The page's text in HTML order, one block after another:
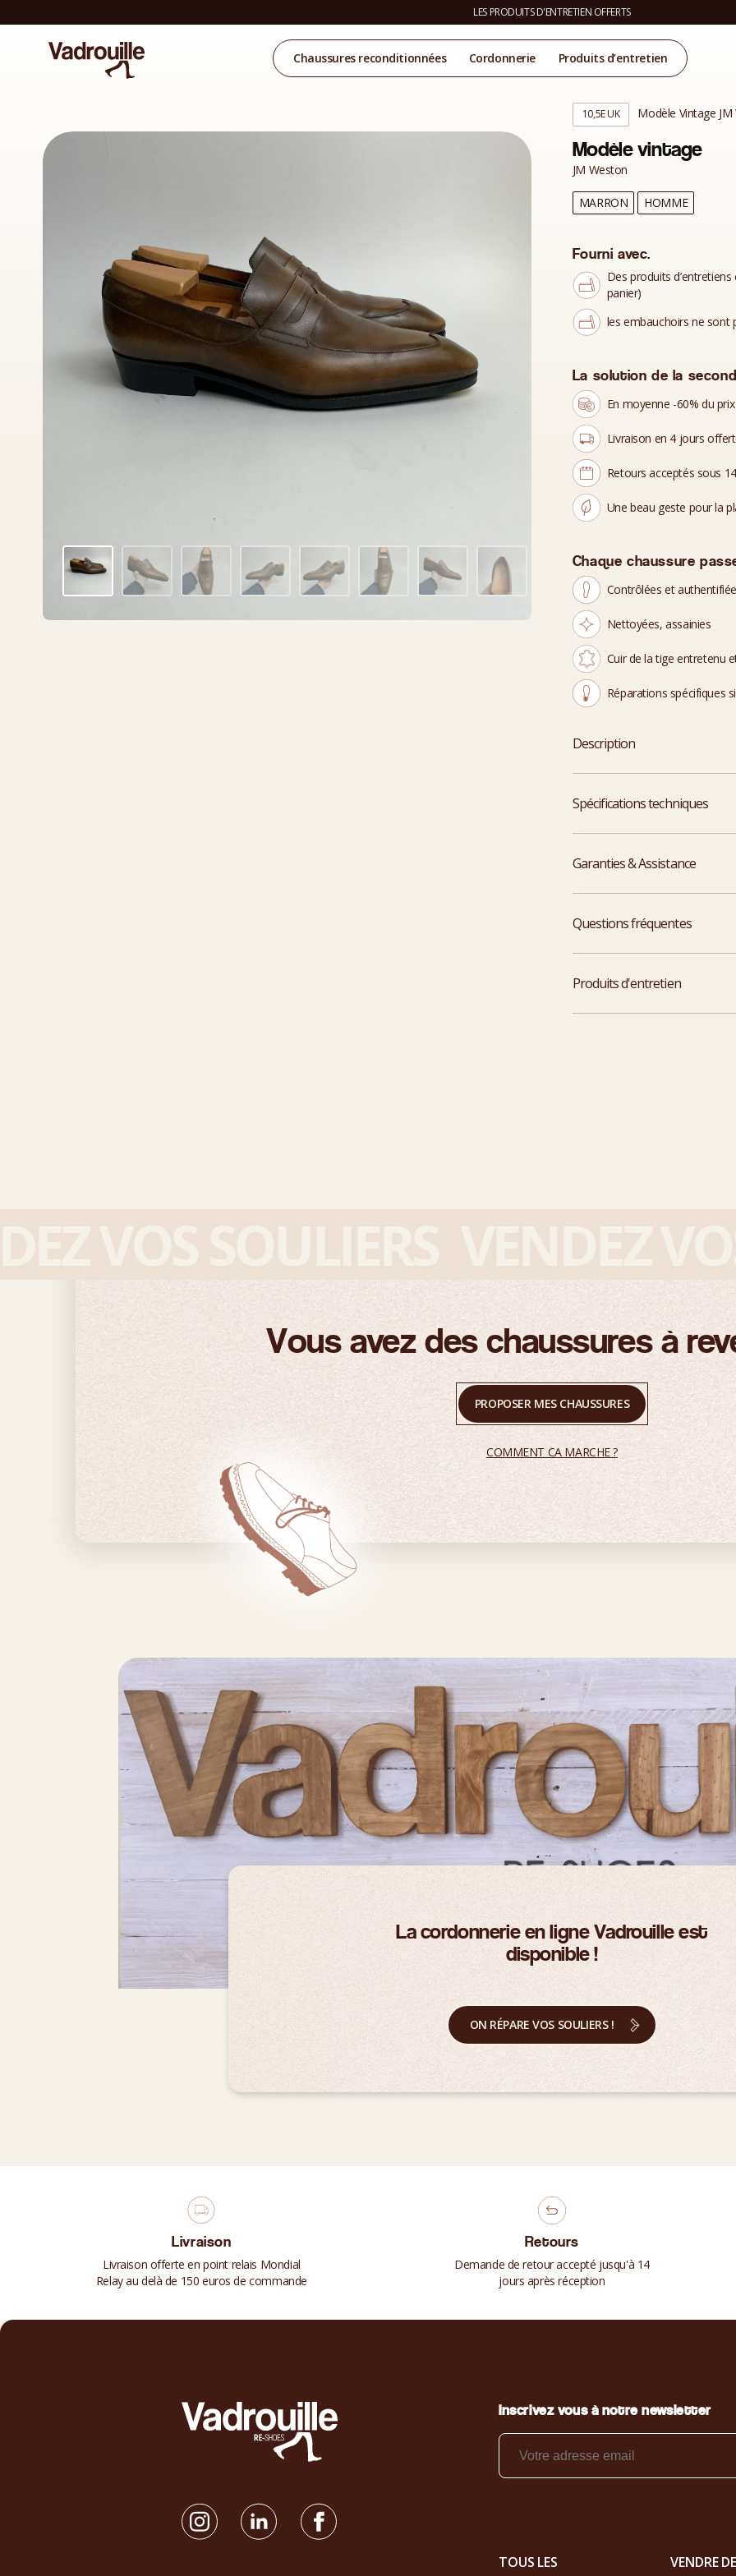
LES PRODUITS D'ENTRETIEN OFFERTS
Chaussures reconditionnées Cordonnerie Produits d’entretien
10,5E UK Modèle Vintage
Modèle vintage
JM Weston
MARRON HOMME
Fourni avec.
Des produits
panier)
les embauchoirs ne sont
La solution de la
En moyenne -60% du
Livraison en 4 jours
Retours acceptés sous
Une beau geste pour la
Chaque chaussure
Contrôlées et
Nettoyées, assainies
Cuir de la tige entretenu
Réparations spécifiques
Description
Spécifications techniques
Garanties & Assistance
Questions fréquentes
Produits d'entretien
Vous avez des chaussures à
PROPOSER MES CHAUSSURES
COMMENT CA MARCHE ?
La cordonnerie en ligne Vadrouille est
disponible !
ON RÉPARE VOS SOULIERS !
Livraison
Livraison offerte en point relais Mondial
Relay au delà de 150 euros de commande
Retours
Demande de retour accepté jusqu'à 14
jours après réception
Inscrivez vous à notre newsletter
TOUS LES VENDRE